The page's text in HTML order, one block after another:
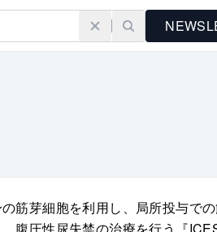
筋芽細胞を利用し、局所投与で